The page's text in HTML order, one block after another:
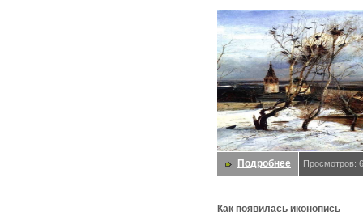
описание
Подробнее Просмотров:
Как появилась иконопись